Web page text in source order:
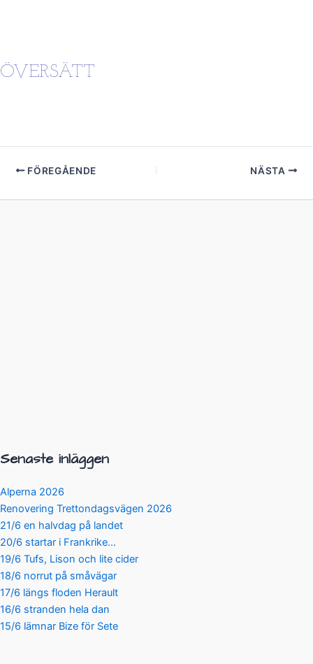
ÖVERSÄTT
FÖREGÅENDE NÄSTA
Senaste inläggen
Alperna 2026
Renovering Trettondagsvägen 2026
21/6 en halvdag på landet
20/6 startar i Frankrike…
19/6 Tufs, Lison och lite cider
18/6 norrut på småvägar
17/6 längs floden Herault
16/6 stranden hela dan
15/6 lämnar Bize för Sete